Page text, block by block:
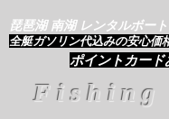
琵琶湖 南湖 レンタルボート
全艇ガソリン代込みの安心価
ポイントカード
Fishing